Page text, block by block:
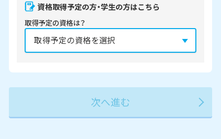
資格取得予定の方・学生の方はこちら
取得予定の資格は？
2027年 2028年 2029年 3月